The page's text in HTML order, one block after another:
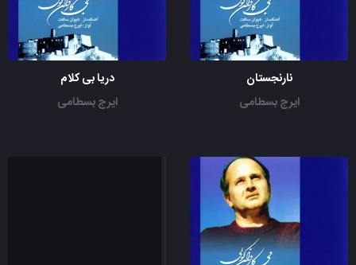
نارنجستان
ایرج بسطامی
دریا بی کلام
ایرج بسطامی